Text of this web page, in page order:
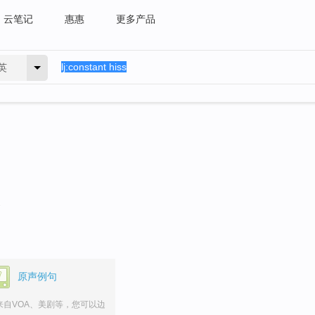
云笔记 惠惠 更多产品
原声例句
自VOA、美剧等，您可以边